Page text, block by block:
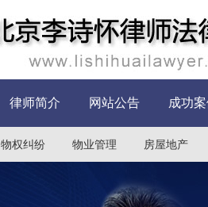
律师简介 网站公告 成功案
物权纠纷 物业管理 房屋地产